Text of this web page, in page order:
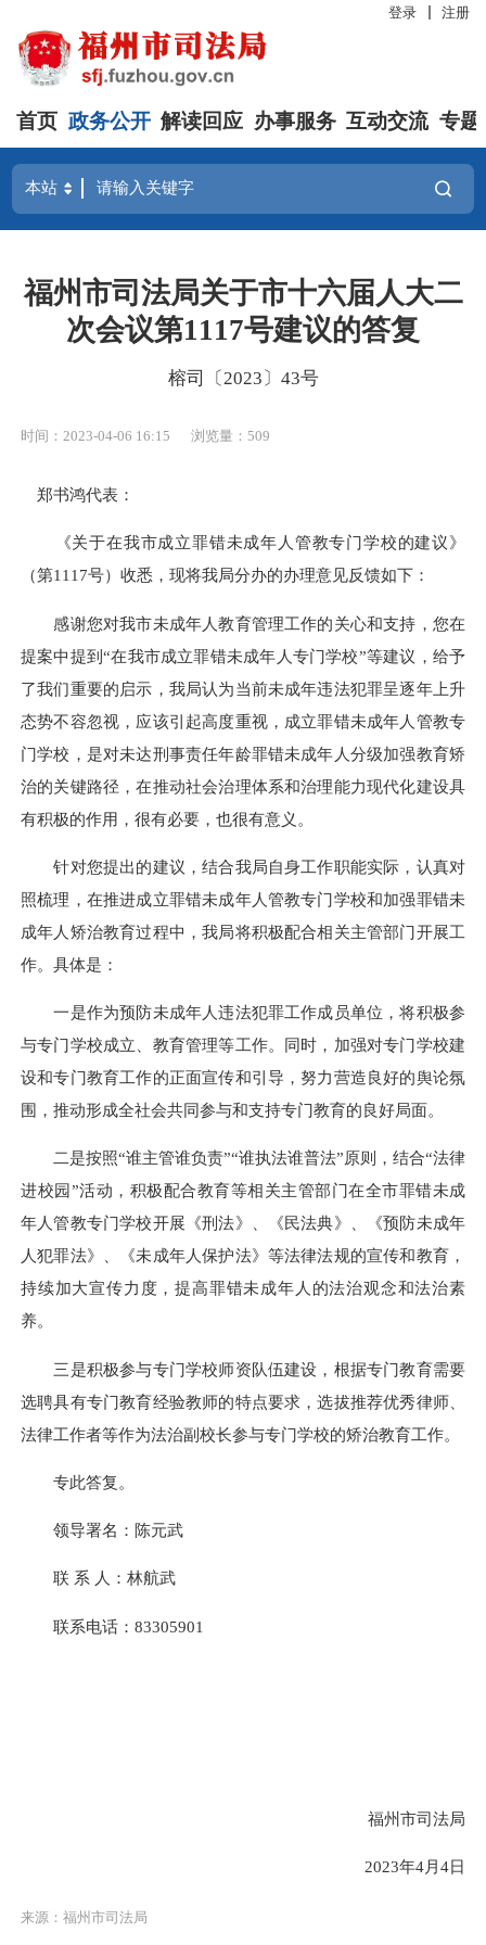
登录 注册
首页 政务公开 解读回应 办事服务 互动交流 专题
福州市司法局关于市十六届人大二
次会议第1117号建议的答复
榕司〔2023〕43号
时间：2023-04-06 16:15 浏览量：509
郑书鸿代表：
《关于在我市成立罪错未成年人管教专门学校的建议》
（第1117号）收悉，现将我局分办的办理意见反馈如下：
感谢您对我市未成年人教育管理工作的关心和支持，您在
提案中提到“在我市成立罪错未成年人专门学校”等建议，给予
了我们重要的启示，我局认为当前未成年违法犯罪呈逐年上升
态势不容忽视，应该引起高度重视，成立罪错未成年人管教专
门学校，是对未达刑事责任年龄罪错未成年人分级加强教育矫
治的关键路径，在推动社会治理体系和治理能力现代化建设具
有积极的作用，很有必要，也很有意义。
针对您提出的建议，结合我局自身工作职能实际，认真对
照梳理，在推进成立罪错未成年人管教专门学校和加强罪错未
成年人矫治教育过程中，我局将积极配合相关主管部门开展工
作。具体是：
一是作为预防未成年人违法犯罪工作成员单位，将积极参
与专门学校成立、教育管理等工作。同时，加强对专门学校建
设和专门教育工作的正面宣传和引导，努力营造良好的舆论氛
围，推动形成全社会共同参与和支持专门教育的良好局面。
二是按照“谁主管谁负责”“谁执法谁普法”原则，结合“法律
进校园”活动，积极配合教育等相关主管部门在全市罪错未成
年人管教专门学校开展《刑法》、《民法典》、《预防未成年
人犯罪法》、《未成年人保护法》等法律法规的宣传和教育，
持续加大宣传力度，提高罪错未成年人的法治观念和法治素
养。
三是积极参与专门学校师资队伍建设，根据专门教育需要
选聘具有专门教育经验教师的特点要求，选拔推荐优秀律师、
法律工作者等作为法治副校长参与专门学校的矫治教育工作。
专此答复。
领导署名：陈元武
联 系 人：林航武
联系电话：83305901
福州市司法局
2023年4月4日
来源：福州市司法局